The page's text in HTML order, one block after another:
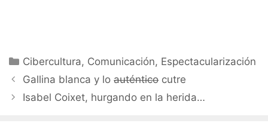
Categorías
Cibercultura, Comunicación, Espectacularización
Gallina blanca y loauténticocutre
Isabel Coixet, hurgando en la herida…